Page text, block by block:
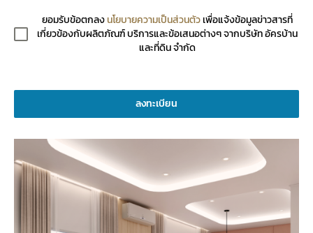
ยอมรับข้อตกลงนโยบายความเป็นส่วนตัวเพื่อแจ้งข้อมูลข่าวสารที่
เกี่ยวข้องกับผลิตภัณฑ์ บริการและข้อเสนอต่างๆ จากบริษัท อัครบ้าน
และที่ดิน จำกัด
ลงทะเบียน